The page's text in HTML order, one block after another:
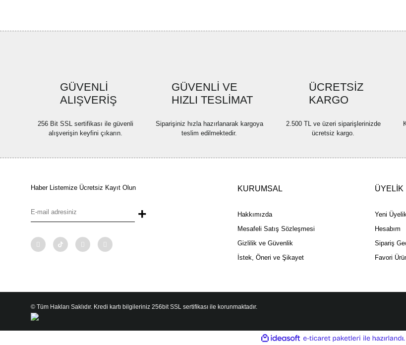
Ürün fiyatı diğer
Bu ürüne
GÜVENLİ
ALIŞVERİŞ
256 Bit SSL sertifikası ile güvenli
alışverişin keyfini çıkarın.
GÜVENLİ VE
HIZLI TESLİMAT
Siparişiniz hızla hazırlanarak kargoya
teslim edilmektedir.
ÜCRETSİZ
KARGO
2.500 TL ve üzeri siparişlerinizde
ücretsiz kargo.
Haber Listemize Ücretsiz Kayıt Olun
+
KURUMSAL
Hakkımızda
Mesafeli Satış Sözleşmesi
Gizlilik ve Güvenlik
İstek, Öneri ve Şikayet
ÜYELİK
Yeni
Hesabım
Sipariş
Favori
© Tüm Hakları Saklıdır. Kredi kartı bilgileriniz 256bit SSL sertifikası ile korunmaktadır.
ideasoft
e-